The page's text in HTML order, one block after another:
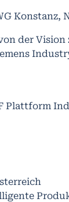
der
Plattform